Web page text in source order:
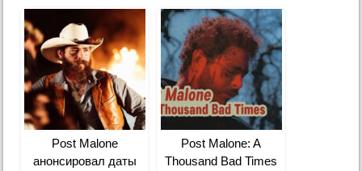
Post Malone
анонсировал даты
Post Malone: A
Thousand Bad Times